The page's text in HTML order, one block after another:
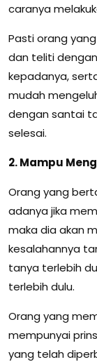
caranya
Pasti orang
dan teliti
kepadanya,
mudah
dengan santai
selesai.
2. Mampu
Orang yang
adanya jika
maka dia akan
kesalahannya
tanya terlebih
terlebih dulu.
Orang yang
mempunyai
yang telah